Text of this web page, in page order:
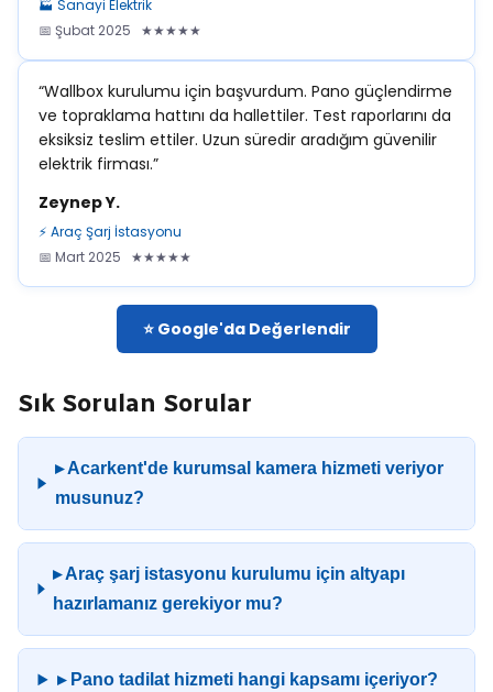
🏭 Sanayi Elektrik
📅 Şubat 2025 ★★★★★
“Wallbox kurulumu için başvurdum. Pano güçlendirme
ve topraklama hattını da hallettiler. Test raporlarını da
eksiksiz teslim ettiler. Uzun süredir aradığım güvenilir
elektrik firması.”
Zeynep Y.
⚡ Araç Şarj İstasyonu
📅 Mart 2025 ★★★★★
⭐ Google'da Değerlendir
Sık Sorulan Sorular
▸ Acarkent'de kurumsal kamera hizmeti veriyor
musunuz?
▸ Araç şarj istasyonu kurulumu için altyapı
hazırlamanız gerekiyor mu?
▸ Pano tadilat hizmeti hangi kapsamı içeriyor?